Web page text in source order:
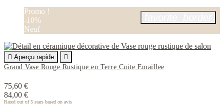
Promo !
-10%
Neuf
 Aperçu rapide

Grand Vase Rouge Rustique en Terre Cuite Emaillee
75,60 €
84,00 €
Rated out of 5 stars based on avis